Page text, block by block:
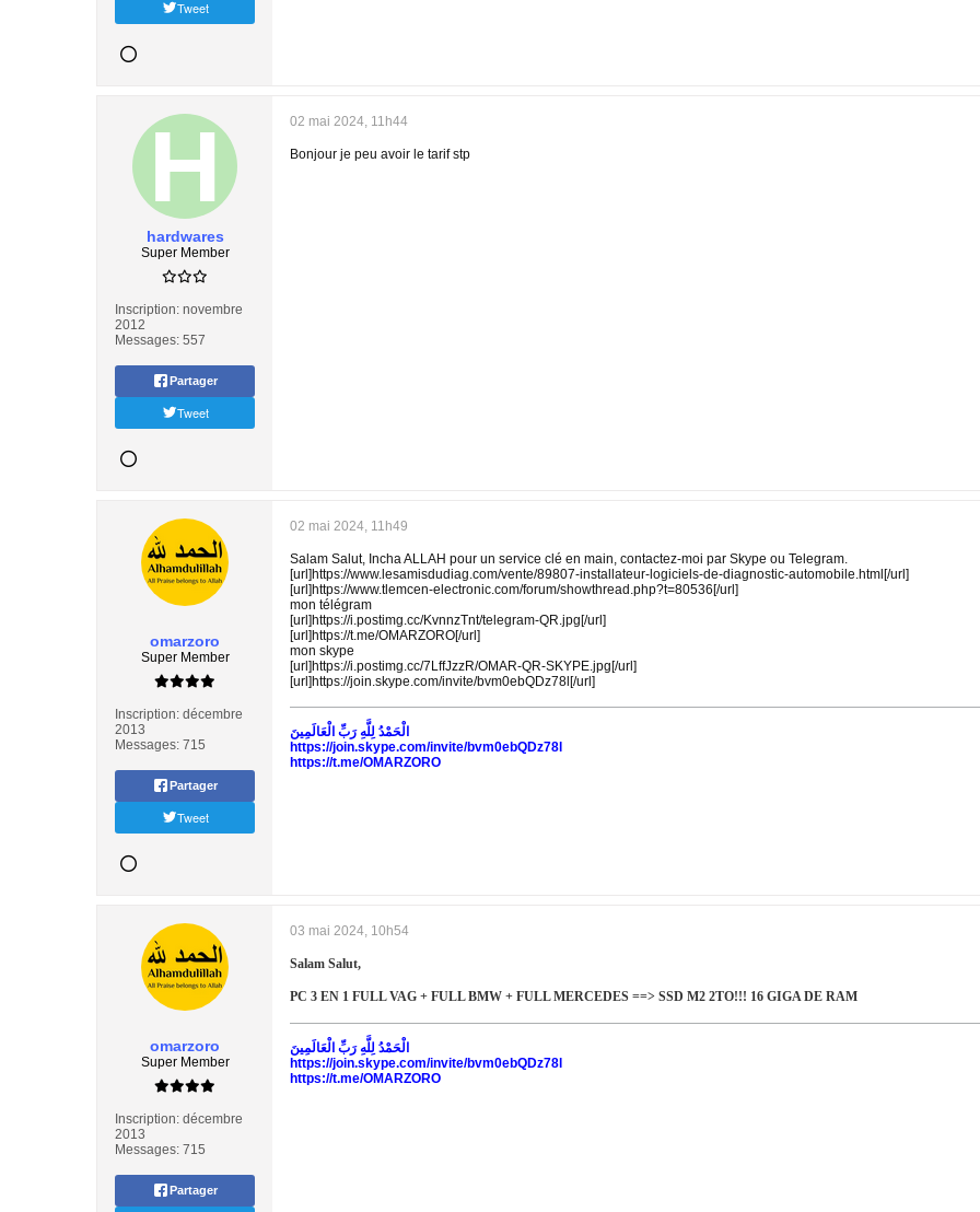
Tweet
hardwares
Super Member
Inscription: novembre
2012
Messages: 557
Partager
Tweet
02 mai 2024, 11h44
Bonjour je peu avoir le tarif stp
omarzoro
Super Member
Inscription: décembre
2013
Messages: 715
Partager
Tweet
02 mai 2024, 11h49
Salam Salut, Incha ALLAH pour un service clé en main, contactez-moi par Skype ou Telegram.
[url]https://www.lesamisdudiag.com/vente/89807-installateur-logiciels-de-diagnostic-automobile.html[/url]
[url]https://www.tlemcen-electronic.com/forum/showthread.php?t=80536[/url]
mon télégram
[url]https://i.postimg.cc/KvnnzTnt/telegram-QR.jpg[/url]
[url]https://t.me/OMARZORO[/url]
mon skype
[url]https://i.postimg.cc/7LffJzzR/OMAR-QR-SKYPE.jpg[/url]
[url]https://join.skype.com/invite/bvm0ebQDz78l[/url]
الْحَمْدُ لِلَّهِ رَبِّ الْعَالَمِينَ
https://join.skype.com/invite/bvm0ebQDz78l
https://t.me/OMARZORO
omarzoro
Super Member
Inscription: décembre
2013
Messages: 715
Partager
03 mai 2024, 10h54
Salam Salut,
PC 3 EN 1 FULL VAG + FULL BMW + FULL MERCEDES ==> SSD M2 2TO!!! 16 GIGA DE RAM
الْحَمْدُ لِلَّهِ رَبِّ الْعَالَمِينَ
https://join.skype.com/invite/bvm0ebQDz78l
https://t.me/OMARZORO